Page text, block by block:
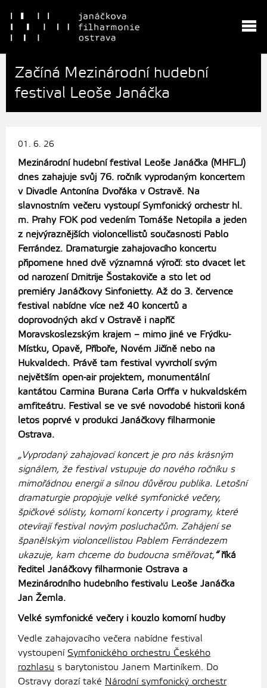
Začíná Mezinárodní hudební
festival Leoše Janáčka
01. 6. 26
Mezinárodní hudební festival Leoše Janáčka (MHFLJ)
dnes zahajuje svůj 76. ročník vyprodaným koncertem
v Divadle Antonína Dvořáka v Ostravě. Na
slavnostním večeru vystoupí Symfonický orchestr hl.
m. Prahy FOK pod vedením Tomáše Netopila a jeden
z nejvýraznějších violoncellistů současnosti Pablo
Ferrández. Dramaturgie zahajovacího koncertu
připomene hned dvě významná výročí: sto dvacet let
od narození Dmitrije Šostakoviče a sto let od
premiéry Janáčkovy Sinfonietty. Až do 3. července
festival nabídne více než 40 koncertů a
doprovodných akcí v Ostravě i napříč
Moravskoslezským krajem – mimo jiné ve Frýdku-
Místku, Opavě, Příboře, Novém Jičíně nebo na
Hukvaldech. Právě tam festival vyvrcholí svým
největším open-air projektem, monumentální
kantátou Carmina Burana Carla Orffa v hukvaldském
amfiteátru. Festival se ve své novodobé historii koná
letos poprvé v produkci Janáčkovy filharmonie
Ostrava.
„Vyprodaný zahajovací koncert je pro nás krásným
signálem, že festival vstupuje do nového ročníku s
mimořádnou energií a silnou důvěrou publika. Letošní
dramaturgie propojuje velké symfonické večery,
špičkové sólisty, komorní koncerty i programy, které
otevírají festival novým posluchačům. Zahájení se
španělským violoncellistou Pablem Ferrándezem
ukazuje, kam chceme do budoucna směřovat,“říká
ředitel Janáčkovy filharmonie Ostrava a
Mezinárodního hudebního festivalu Leoše Janáčka
Jan Žemla.
Velké symfonické večery i kouzlo komorní hudby
Vedle zahajovacího večera nabídne festival
vystoupení Symfonického orchestru Českého
rozhlasu s barytonistou Janem Martiníkem. Do
Ostravy dorazí také Národní symfonický orchestr